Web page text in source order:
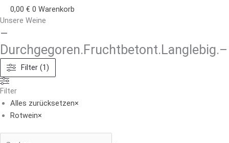
0,00 € 0 Warenkorb
Unsere Weine
–
Durchgegoren.Fruchtbetont.Langlebig.–
Filter (1)
Filter
Alles zurücksetzen×
Rotwein×